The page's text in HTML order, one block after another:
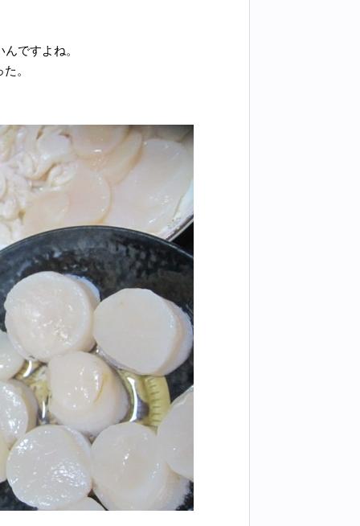
ですよね。
。